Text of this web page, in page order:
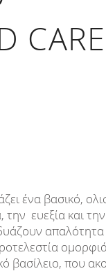
CARE
ένα βασικό,
ευεξία και
απαλότητα
που